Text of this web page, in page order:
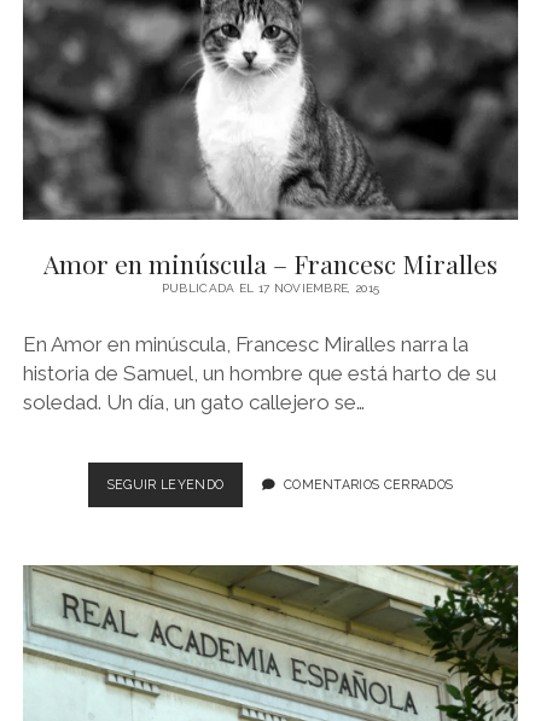
CAOS
–
ALBERT
ESPINOSA
Amor en minúscula – Francesc Miralles
PUBLICADA EL 17 NOVIEMBRE, 2015
En Amor en minúscula, Francesc Miralles narra la
historia de Samuel, un hombre que está harto de su
soledad. Un día, un gato callejero se…
SEGUIR LEYENDOAMOR
EN
FRANCESC
MIRALLES
COMENTARIOS CERRADOS